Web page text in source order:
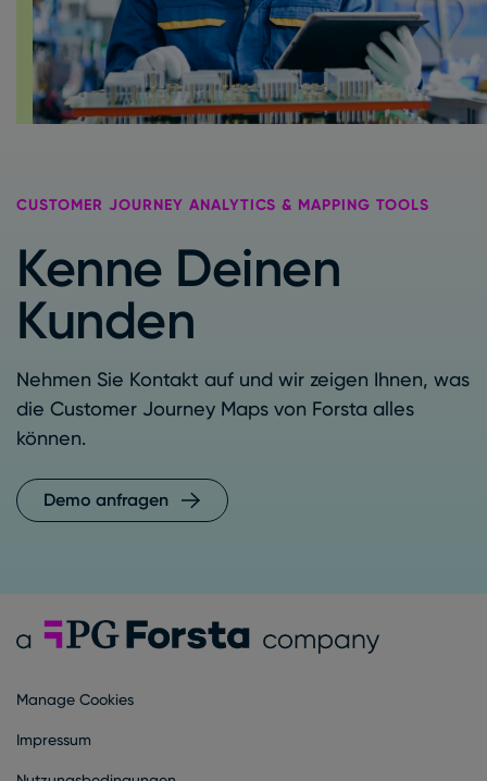
CUSTOMER JOURNEY ANALYTICS & MAPPING TOOLS
Kenne Deinen
Kunden
Nehmen Sie Kontakt auf und wir zeigen Ihnen, was
die Customer Journey Maps von Forsta alles
können.
Demo anfragen
Forsta Deutsch
Manage Cookies
Impressum